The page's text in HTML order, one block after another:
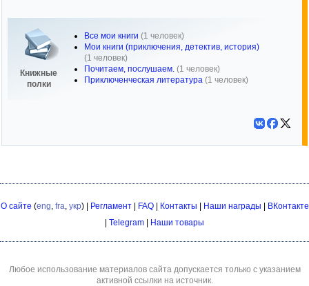
Книжные
полки
Все мои книги (1 человек)
Мои книги (приключения, детектив, история)
(1 человек)
Почитаем, послушаем. (1 человек)
Приключенческая литература (1 человек)
О сайте (eng, fra, укр) | Регламент| FAQ| Контакты Наши награды
ВКонтакте
Telegram Наши товары
Любое использование материалов сайта допускается только с указанием
активной ссылки на источник.